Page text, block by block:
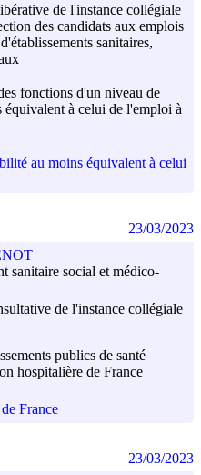
de l'instance collégiale
des candidats aux emplois
sanitaires,
fonctions d'un niveau de
équivalent à celui de l'emploi à
au moins équivalent à celui
sanitaire social et médico-
de l'instance collégiale
publics de santé
hospitalière de France
France
23/03/2023
23/03/2023